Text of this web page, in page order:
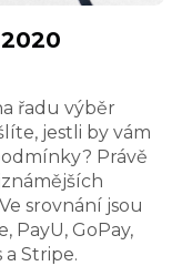
řadu výběr
jestli by vám
Právě
srovnání jsou
PayU, GoPay,
a Stripe.